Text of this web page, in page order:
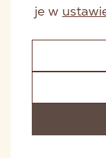
RAW
je w